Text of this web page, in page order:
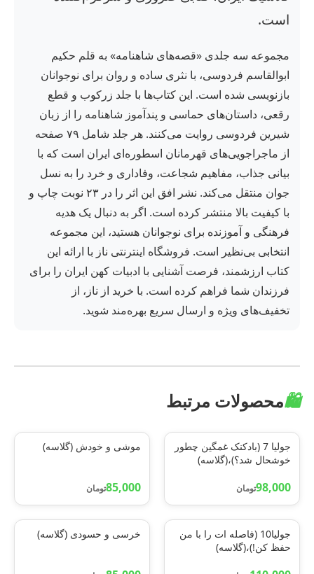
است.
مجموعه سه جلدی «قصه‌های شاهنامه» به قلم حکیم
ابوالقاسم فردوسی، با نثری ساده و روان برای نوجوانان
بازنویسی شده است. این کتاب‌ها با جلد زرکوب و قطع
رقعی، داستان‌های حماسی و پندآموز شاهنامه را از زبان
شیرین فردوسی روایت می‌کنند. هر جلد شامل ۷۹ صفحه
از ماجراجویی‌های قهرمانان اسطوره‌ای ایران است که با
بیانی جذاب، مفاهیم شجاعت، وفاداری و خرد را به نسل
جوان منتقل می‌کند. نشر افق این اثر را در ۲۳ نوبت چاپ و
با کیفیت بالا منتشر کرده است. اگر به دنبال یک هدیه
فرهنگی و آموزنده برای نوجوانان هستید، این مجموعه
انتخابی بی‌نظیر است. فروشگاه اینترنتی ناز با ارائه این
کتاب ارزشمند، فرصت آشنایی با ادبیات کهن ایران را برای
فرزندان شما فراهم کرده است. با خرید از ناز، از
تخفیف‌های ویژه و ارسال سریع بهره‌مند شوید.
🛍️محصولات مرتبط
جولیا 7 (بادکنک غمگین چطور
خوشحال شد؟)،(گلاسه)
98,000تومان
موشی و خودش (گلاسه)
85,000تومان
جولیا10 (فاصله ات را با من
حفظ کن!)،(گلاسه)
خرسی و حسودی (گلاسه)